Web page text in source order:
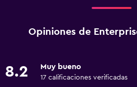
Opiniones de
8.2 Muy bueno
17 calificaciones verificadas